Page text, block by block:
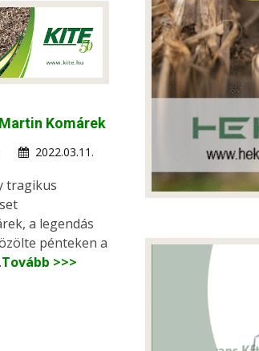
Komárek
2022.03.11.
tragikus
a legendás
pénteken a
Tovább >>>